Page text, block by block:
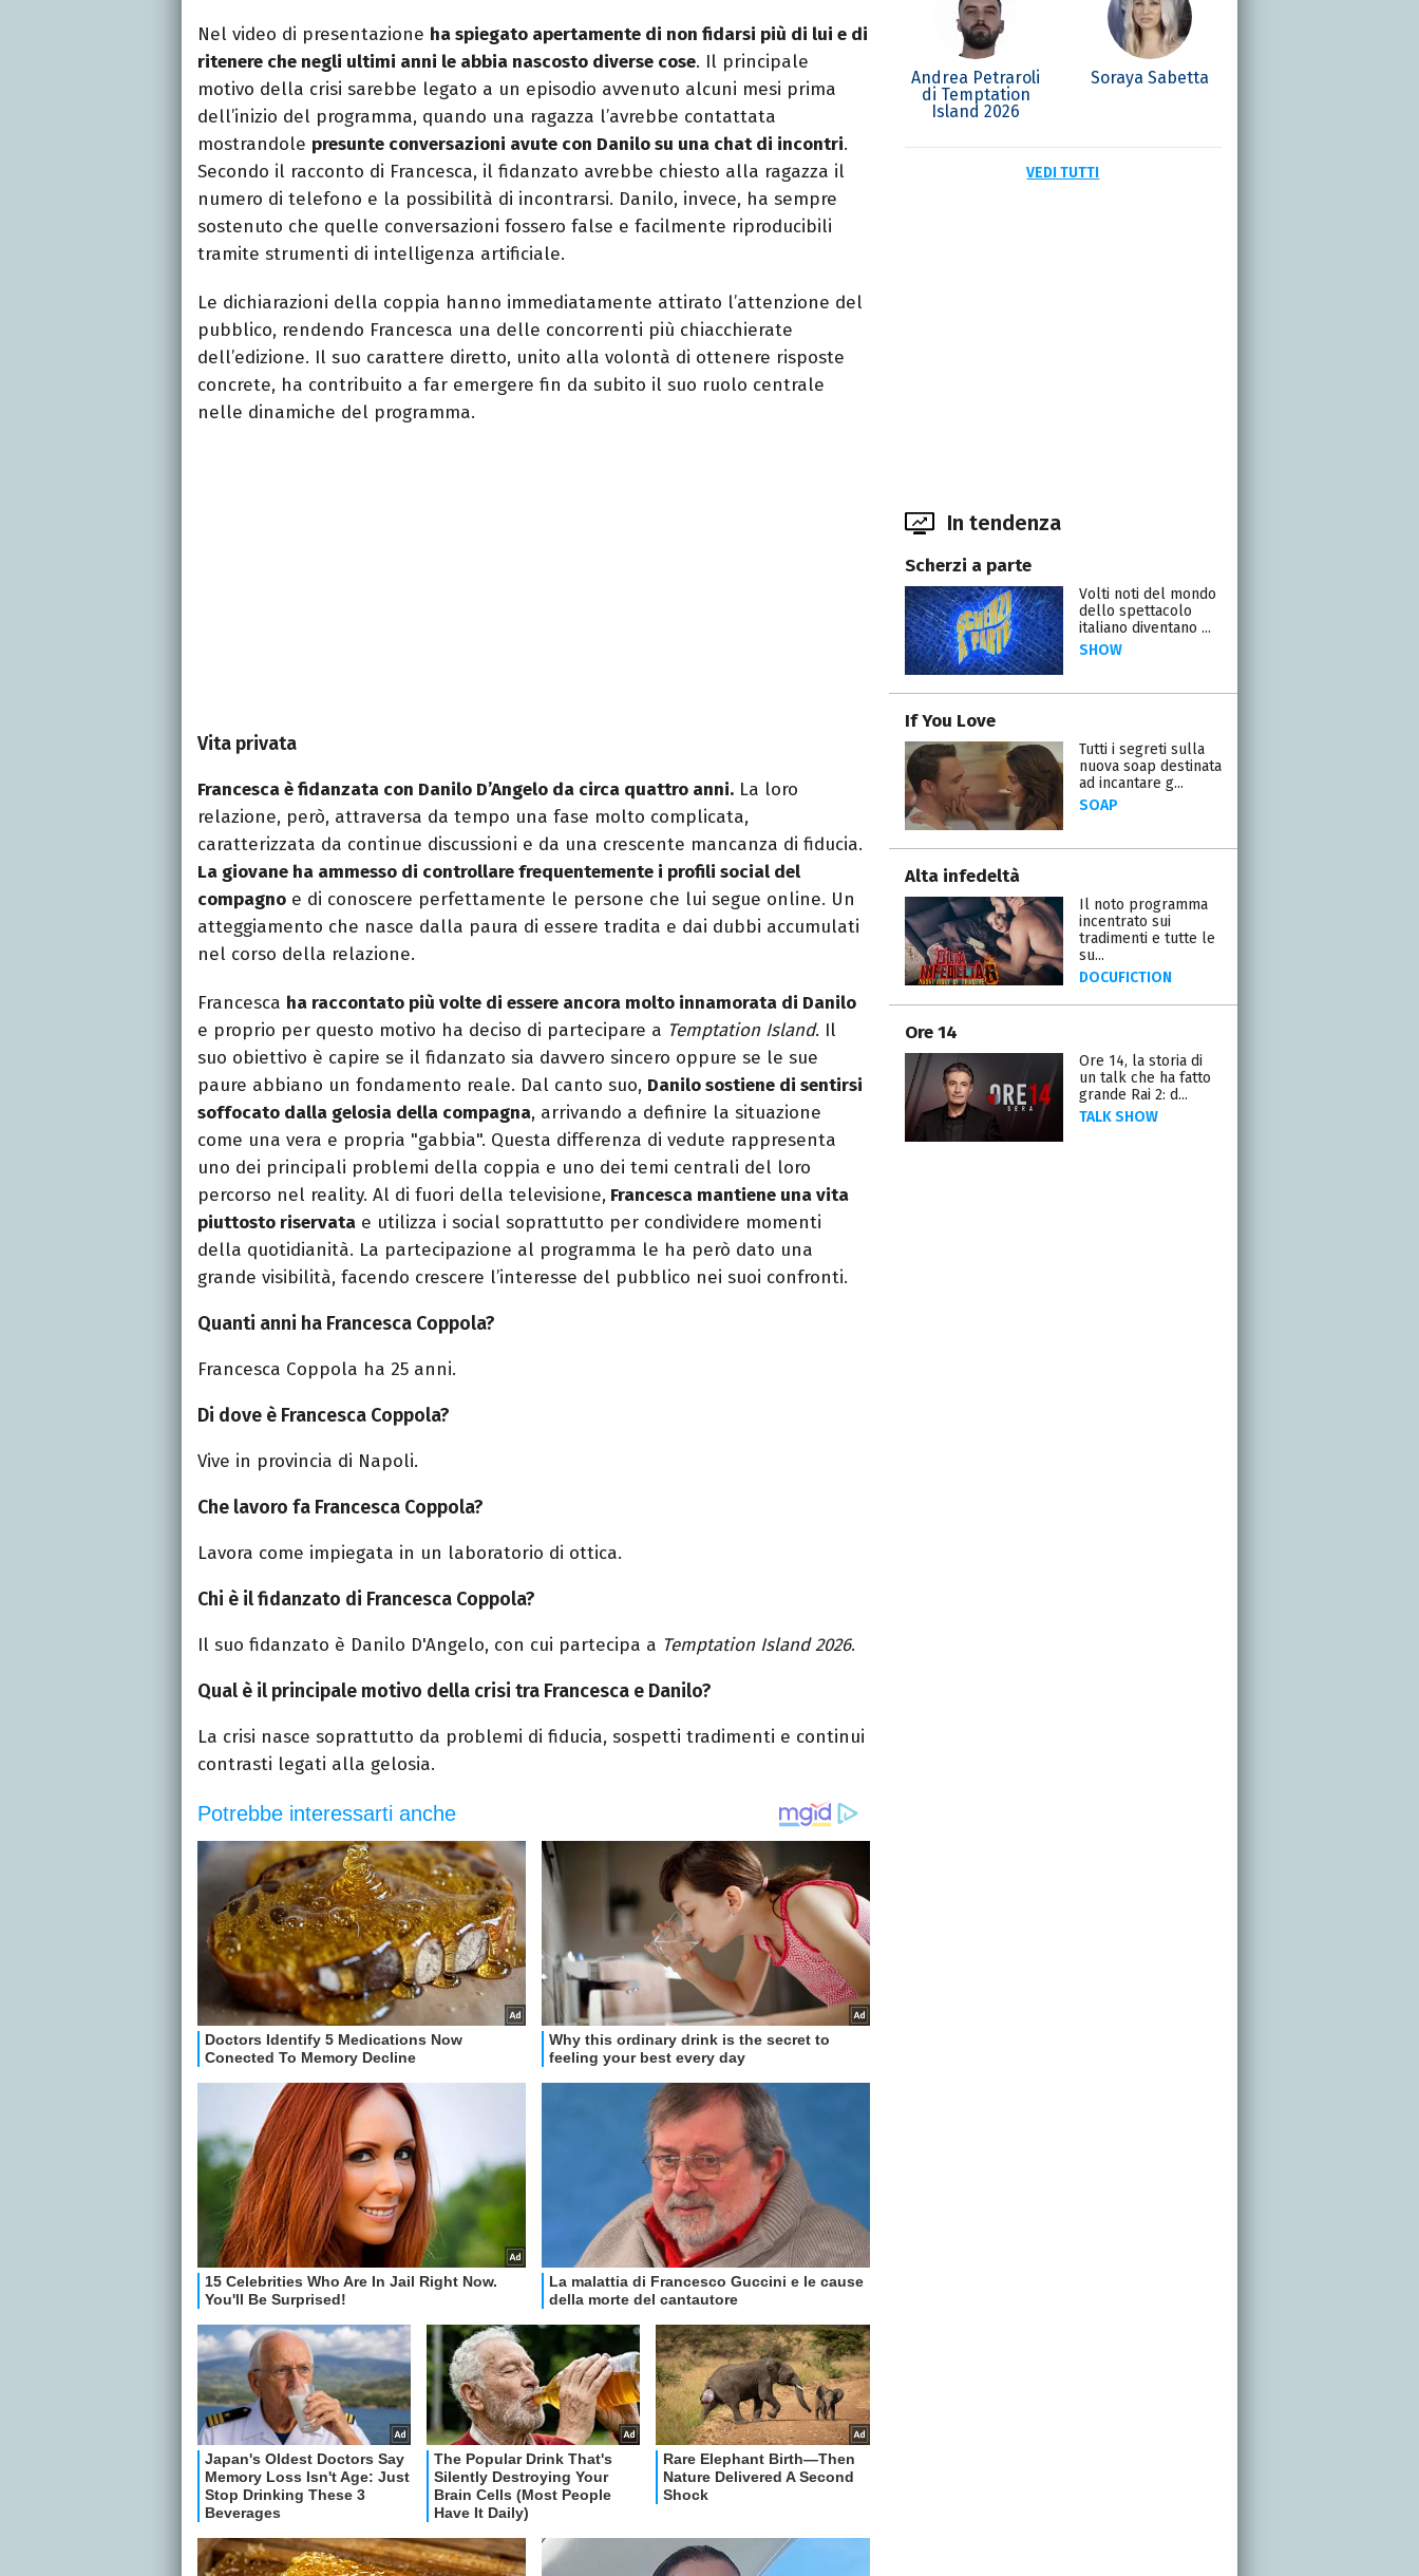
Nel video di presentazione ha spiegato apertamente di non fidarsi più di lui e di
ritenere che negli ultimi anni le abbia nascosto diverse cose. Il principale
motivo della crisi sarebbe legato a un episodio avvenuto alcuni mesi prima
dell’inizio del programma, quando una ragazza l’avrebbe contattata
mostrandole presunte conversazioni avute con Danilo su una chat di incontri.
Secondo il racconto di Francesca, il fidanzato avrebbe chiesto alla ragazza il
numero di telefono e la possibilità di incontrarsi. Danilo, invece, ha sempre
sostenuto che quelle conversazioni fossero false e facilmente riproducibili
tramite strumenti di intelligenza artificiale.
Le dichiarazioni della coppia hanno immediatamente attirato l’attenzione del
pubblico, rendendo Francesca una delle concorrenti più chiacchierate
dell’edizione. Il suo carattere diretto, unito alla volontà di ottenere risposte
concrete, ha contribuito a far emergere fin da subito il suo ruolo centrale
nelle dinamiche del programma.
Vita privata
Francesca è fidanzata con Danilo D’Angelo da circa quattro anni. La loro
relazione, però, attraversa da tempo una fase molto complicata,
caratterizzata da continue discussioni e da una crescente mancanza di fiducia.
La giovane ha ammesso di controllare frequentemente i profili social del
compagno e di conoscere perfettamente le persone che lui segue online. Un
atteggiamento che nasce dalla paura di essere tradita e dai dubbi accumulati
nel corso della relazione.
Francesca ha raccontato più volte di essere ancora molto innamorata di Danilo
e proprio per questo motivo ha deciso di partecipare a Temptation Island. Il
suo obiettivo è capire se il fidanzato sia davvero sincero oppure se le sue
paure abbiano un fondamento reale. Dal canto suo, Danilo sostiene di sentirsi
soffocato dalla gelosia della compagna, arrivando a definire la situazione
come una vera e propria "gabbia". Questa differenza di vedute rappresenta
uno dei principali problemi della coppia e uno dei temi centrali del loro
percorso nel reality. Al di fuori della televisione, Francesca mantiene una vita
piuttosto riservata e utilizza i social soprattutto per condividere momenti
della quotidianità. La partecipazione al programma le ha però dato una
grande visibilità, facendo crescere l’interesse del pubblico nei suoi confronti.
Quanti anni ha Francesca Coppola?
Francesca Coppola ha 25 anni.
Di dove è Francesca Coppola?
Vive in provincia di Napoli.
Che lavoro fa Francesca Coppola?
Lavora come impiegata in un laboratorio di ottica.
Chi è il fidanzato di Francesca Coppola?
Il suo fidanzato è Danilo D'Angelo, con cui partecipa a Temptation Island 2026.
Qual è il principale motivo della crisi tra Francesca e Danilo?
La crisi nasce soprattutto da problemi di fiducia, sospetti tradimenti e continui
contrasti legati alla gelosia.
Andrea Petraroli
di Temptation
Island 2026
Soraya Sabetta
VEDI TUTTI
In tendenza
Scherzi a parte
Volti noti del mondo
dello spettacolo
italiano diventano ...
SHOW
If You Love
Tutti i segreti sulla
nuova soap destinata
ad incantare g...
SOAP
Alta infedeltà
Il noto programma
incentrato sui
tradimenti e tutte le
su...
DOCUFICTION
Ore 14
Ore 14, la storia di
un talk che ha fatto
grande Rai 2: d...
TALK SHOW